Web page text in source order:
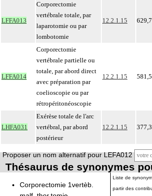
LFFA013
Corporectomie
vertébrale totale, par
laparotomie ou par
lombotomie
12.2.1.15
LFFA014
Corporectomie
vertébrale partielle ou
totale, par abord direct
avec préparation par
coelioscopie ou par
rétropéritonéoscopie
12.2.1.15
LHFA031
Exérèse totale de l'arc
vertébral, par abord
postérieur
12.2.1.15
Proposer un nom alternatif pour LEFA012
Thésaurus de synonymes
Corporectomie 1vertèb.
Liste de
partir des